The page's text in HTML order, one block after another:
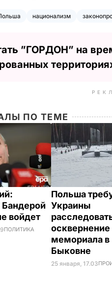
национализм
”ГОРДОН” на
ПО ТЕМЕ
Бандерой
войдет
ПОЛИТИКА
Польша
Украины
осквернение
мемориала в
Быковне
25 января, 17.03